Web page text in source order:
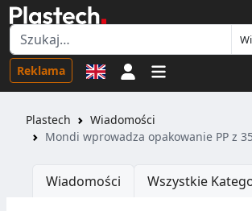
Reklama Logowanie
Plastech
Wiadomości
Mondi wprowadza opakowanie PP z
Wiadomości Wszystkie